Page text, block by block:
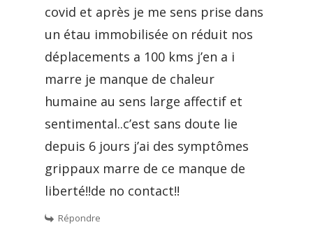
covid et après je me sens prise dans
un étau immobilisée on réduit nos
déplacements a 100 kms j’en a i
marre je manque de chaleur
humaine au sens large affectif et
sentimental..c’est sans doute lie
depuis 6 jours j’ai des symptômes
grippaux marre de ce manque de
liberté!!de no contact!!
Répondre